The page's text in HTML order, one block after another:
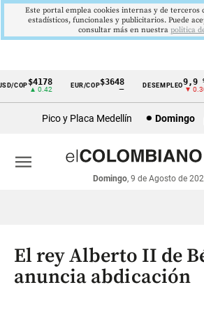
Cintillo
económicos
Colombia
$4178
▲ 0.42
EUR/COP$3648 DESEMPLEO9,9 %
▼ 0.30
Pico y Placa Medellín Domingo
Domingo, 9 de Agosto de
menu
El rey Alberto II de
anuncia abdicación
Este portal emplea cookies internas y de terceros
estadísticos, funcionales y publicitarios. Puede
consultar más en nuestra politica